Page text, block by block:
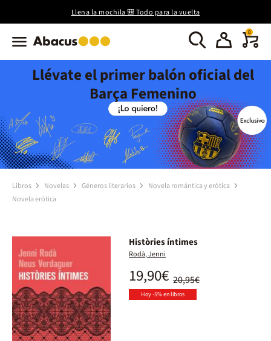
Llena la mochila 🎒 Todo para la vuelta
0
Llévate el primer balón oficial del
Barça Femenino
Libros Novelas Géneros literarios
Novela romántica y erótica
Novela erótica
Històries íntimes
Rodà, Jenni
20,95€
19,90€
Hoy -5% en libros